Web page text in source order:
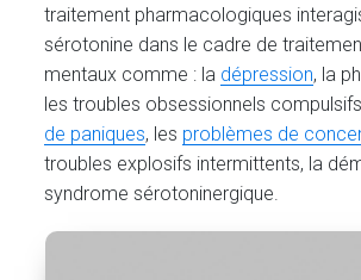
traitement pharmacologiques
sérotonine dans le cadre de
mentaux comme : la dépression, la
les troubles obsessionnels
de paniques, les problèmes de
troubles explosifs intermittents, la
syndrome sérotoninergique.